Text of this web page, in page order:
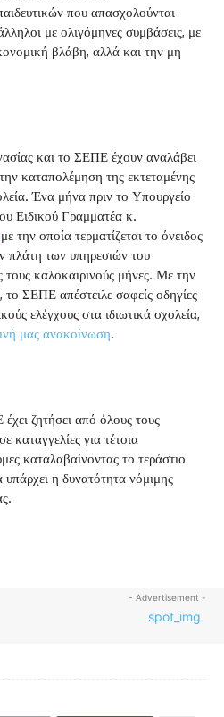
που απασχολούνται
με ολιγόμηνες συμβάσεις, με
βλάβη, αλλά και την μη
και το ΣΕΠΕ έχουν αναλάβει
καταπολέμηση της εκτεταμένης
Ένα μήνα πριν το Υπουργείο
Ειδικού Γραμματέα κ.
με την οποία τερματίζεται το όνειδος
των υπηρεσιών του
τους καλοκαιρινούς μήνες. Με την
ΣΕΠΕ απέστειλε σαφείς οδηγίες
ελέγχους στα ιδιωτικά σχολεία,
μας ανακοίνωση.
ζητήσει από όλους τους
καταγγελίες για τέτοια
καταλαβαίνοντας το τεράστιο
η δυνατότητα νόμιμης
- Advertisement -